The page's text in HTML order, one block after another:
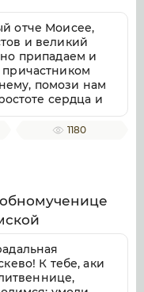
отче Моисее,
и великий
припадаем и
помози нам
сердца и
совершати
на
песнь тебе
отче Моисее, тя
во Святей
Отца и Сына
и во веки
1180
К тебе, аки